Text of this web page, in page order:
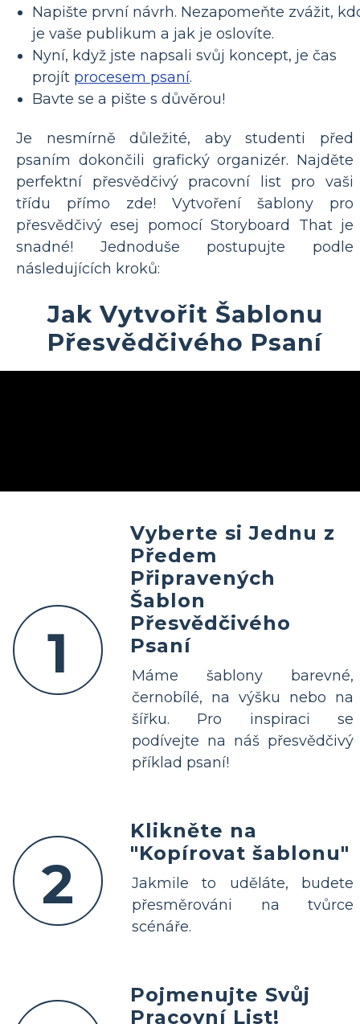
Napište první návrh. Nezapomeňte zvážit,
je vaše publikum a jak je oslovíte.
Nyní, když jste napsali svůj koncept, je čas
projít procesem psaní.
Bavte se a pište s důvěrou!
Je nesmírně důležité, aby studenti před
psaním dokončili grafický organizér. Najděte
perfektní přesvědčivý pracovní list pro vaši
třídu přímo zde! Vytvoření šablony pro
přesvědčivý esej pomocí Storyboard That je
snadné! Jednoduše postupujte podle
následujících kroků:
Jak Vytvořit Šablonu
Přesvědčivého Psaní
1
Vyberte si Jednu z
Předem
Připravených
Šablon
Přesvědčivého
Psaní
Máme šablony barevné,
černobílé, na výšku nebo na
šířku. Pro inspiraci se
podívejte na náš přesvědčivý
příklad psaní!
2
Klikněte na
"Kopírovat šablonu"
Jakmile to uděláte, budete
přesměrováni na tvůrce
scénáře.
Pojmenujte Svůj
Pracovní List!